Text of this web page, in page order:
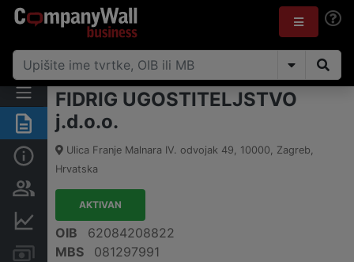
Sažetak
Osnovne informacije
Osobe i vlasništvo
Financijski podaci
Računi i blokade
FIDRIG UGOSTITELJSTVO
j.d.o.o.
Ulica Franje Malnara IV. odvojak 49, 10000, Zagreb,
Hrvatska
AKTIVAN
OIB
62084208822
MBS
081297991